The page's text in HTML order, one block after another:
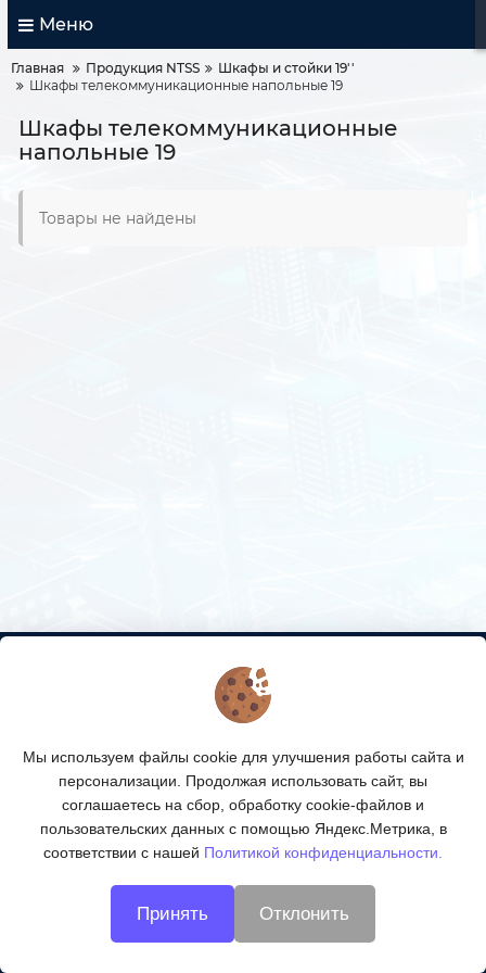
Меню
Главная Продукция NTSS
Шкафы и стойки 19''
Шкафы телекоммуникационные напольные 19
Шкафы телекоммуникационные
напольные 19
Товары не найдены
КАТАЛОГ ТОВАРОВ
© 2026 Технологии ВОЛС
Мы используем файлы cookie для улучшения работы сайта и
персонализации. Продолжая использовать сайт, вы
соглашаетесь на сбор, обработку cookie-файлов и
пользовательских данных с помощью Яндекс.Метрика, в
соответствии с нашей Политикой конфиденциальности.
Принять Отклонить